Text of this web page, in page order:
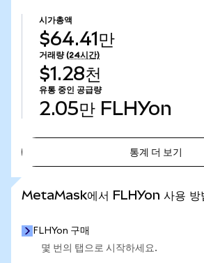
시가총액
$64.41만
거래량 (24시간)
$1.28천
유통 중인 공급량
2.05만 FLHYon
통계 더 보기
MetaMask에서 FLHYon 사용 방
FLHYon 구매
몇 번의 탭으로 시작하세요.